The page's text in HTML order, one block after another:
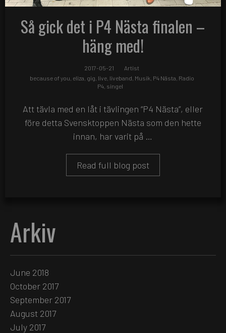
Så gick det i P4 Nästa finalen –
häng med!
2017-05-21
Artist
because of you, eliza, gig, live, liveband, Musik, P4 Nästa, Radio
P4, singel
Att tävla med en låt i tävlingen “P4 Nästa”, eller
före detta Svensktoppen Nästa som den hette
innan, har varit på …
Read full blog post
Arkiv
June 2018
October 2017
September 2017
August 2017
July 2017